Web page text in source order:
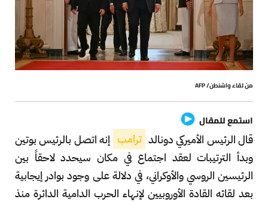
من لقاء واشنطن/ AFP
استمع للمقال
قال الرئيس الأميركي دونالد ترامب إنه اتصل بالرئيس بوتين
وبدأ الترتيبات لعقد اجتماع في مكان سيحدد لاحقاً بين
الرئيسين الروسي والأوكراني، في دلالة على وجود بوادر إيجابية
بعد لقائه القادة الأوروبيين لإنهاء الحرب الدامية الدائرة منذ